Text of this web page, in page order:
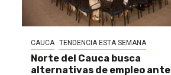
CAUCA TENDENCIA ESTA SEMANA
Norte del Cauca busca
alternativas de empleo ante